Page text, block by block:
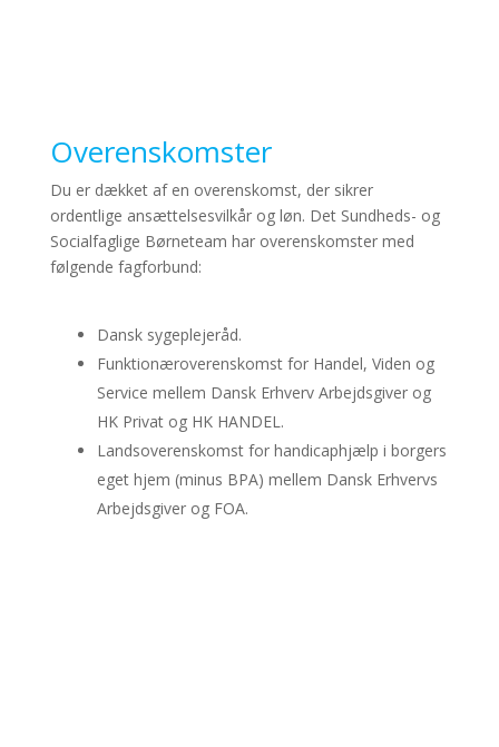
Overenskomster
Du er dækket af en overenskomst, der sikrer
ordentlige ansættelsesvilkår og løn. Det Sundheds- og
Socialfaglige Børneteam har overenskomster med
følgende fagforbund:
Dansk sygeplejeråd.
Funktionæroverenskomst for Handel, Viden og
Service mellem Dansk Erhverv Arbejdsgiver og
HK Privat og HK HANDEL.
Landsoverenskomst for handicaphjælp i borgers
eget hjem (minus BPA) mellem Dansk Erhvervs
Arbejdsgiver og FOA.